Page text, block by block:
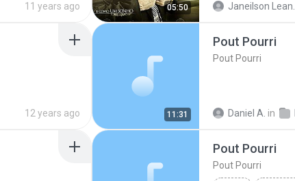
11 years ago 05:50
12 years ago 11:31
Pout Pourri
Pout Pourri
Daniel A. in
Pout Pourri
Pout Pourri